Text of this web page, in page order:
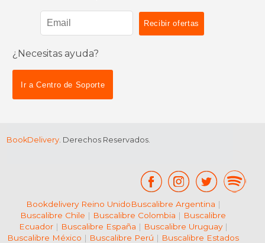
¿Necesitas ayuda?
Ir a Centro de Soporte
BookDelivery. Derechos Reservados.
Bookdelivery Reino UnidoBuscalibre Argentina |
Buscalibre Chile | Buscalibre Colombia | Buscalibre
Ecuador| Buscalibre España | Buscalibre Uruguay|
Buscalibre México | Buscalibre Perú | Buscalibre Estados